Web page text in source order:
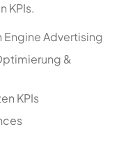
KPIs.
Engine Advertising
&
KPIs